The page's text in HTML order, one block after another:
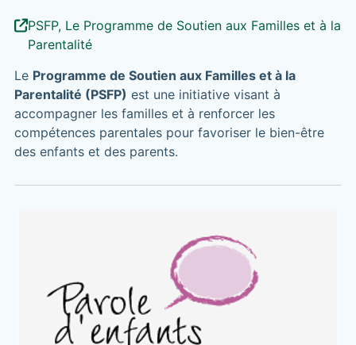
PSFP, Le Programme de Soutien aux Familles et à la
Parentalité
Le Programme de Soutien aux Familles et à la
Parentalité (PSFP) est une initiative visant à
accompagner les familles et à renforcer les
compétences parentales pour favoriser le bien-être
des enfants et des parents.